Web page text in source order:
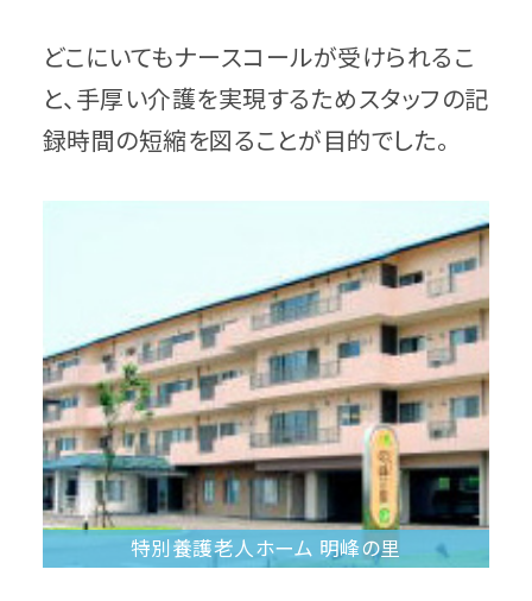
どこにいてもナースコールが受けられるこ
と、手厚い介護を実現するためスタッフの記
録時間の短縮を図ることが目的でした。
特別養護老人ホーム 明峰の里